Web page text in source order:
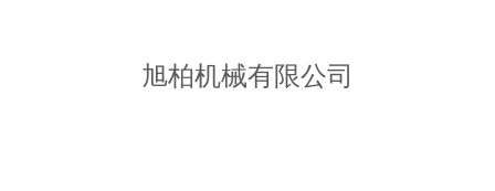
旭柏机械有限公司